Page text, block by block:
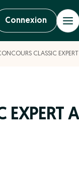
Connexion
CLASSIC
EXPERT A